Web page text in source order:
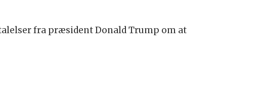
fra præsident Donald Trump om at